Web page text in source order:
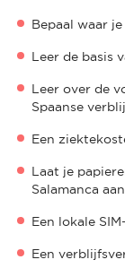
Bepaal waar
Leer de basis
Leer over de
Spaanse
Een
Laat je
Salamanca
Een lokale
Een